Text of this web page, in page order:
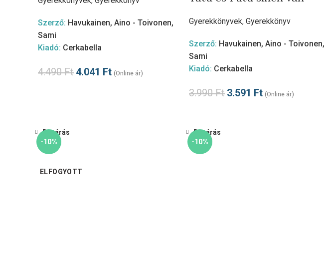
Szerző: Havukainen, Aino - Toivonen,
Sami
Kiadó: Cerkabella
4.490Ft 4.041 Ft (Online ár)
Gyerekkönyvek, Gyerekkönyv
Szerző: Havukainen, Aino - Toivonen,
Sami
Kiadó: Cerkabella
3.990Ft 3.591 Ft (Online ár)
-10%
ELFOGYOTT
Bezárás
-10%
Bezárás